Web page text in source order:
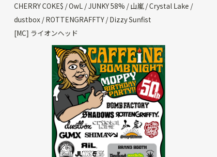
CHERRY COKE$ / OwL / JUNKY 58% / 山嵐 / Crystal Lake /
dustbox / ROTTENGRAFFTY / Dizzy Sunfist
[MC] ライオンヘッド